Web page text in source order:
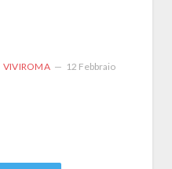
VIVIROMA 12 Febbraio